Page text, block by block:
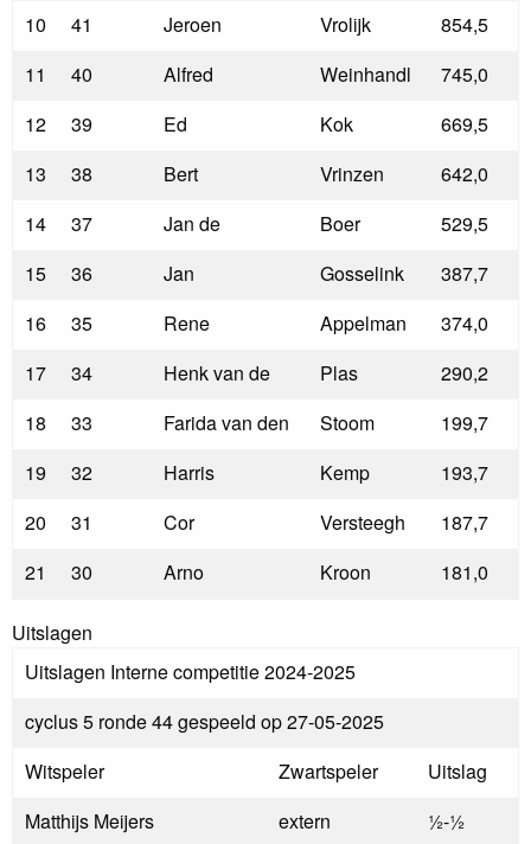
10
41 Jeroen Vrolijk
854,5
11
40 Alfred Weinhandl
745,0
12
39 Ed Kok
669,5
13
38 Bert Vrinzen
642,0
14
37 Jan de Boer
529,5
15
36 Jan Gosselink
387,7
16
35 Rene Appelman
374,0
17
34 Henk van de Plas
290,2
18
33 Farida van den Stoom
199,7
19
32 Harris Kemp
193,7
20
31 Cor Versteegh
187,7
21
30 Arno Kroon 181,0
Uitslagen
Uitslagen Interne competitie 2024-2025
cyclus 5 ronde 44 gespeeld op 27-05-2025
Witspeler
Zwartspeler
Uitslag
Matthijs Meijers
extern
½-½